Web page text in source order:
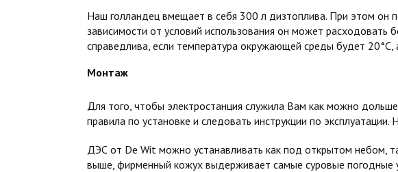
Наш голландец вмещает в себя 300 л дизтоплива. При этом он
зависимости от условий использования он может
справедлива, если температура окружающей среды будет 20°C,
Монтаж
Для того, чтобы электростанция служила Вам как можно
правила по установке и следовать инструкции по эксплуатации.
ДЭС от De Wit можно устанавливать как под открытом небом,
выше, фирменный кожух выдерживает самые суровые погодные